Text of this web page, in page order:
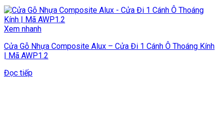
Xem nhanh
Cửa Gỗ Nhựa Composite Alux – Cửa Đi 1 Cánh Ô Thoáng Kính
| Mã AWP1.2
Đọc tiếp